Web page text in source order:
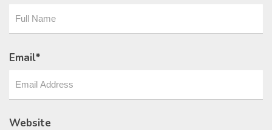
Email*
Website